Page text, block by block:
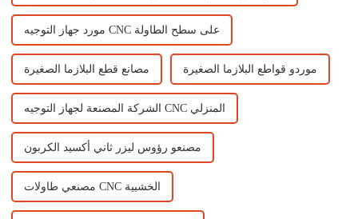
مورد جهاز التوجيه CNC على سطح الطاولة
مصانع قطع البلازما الصغيرة موردو قواطع البلازما الصغيرة
الشركة المصنعة لجهاز التوجيه CNC المنزلي
مصنعو رؤوس ليزر ثاني أكسيد الكربون
مصنعي طاولات CNC الخشبية